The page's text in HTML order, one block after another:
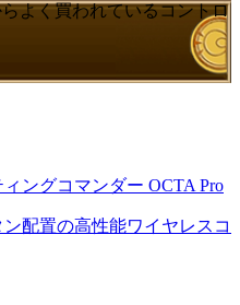
よく買われているコントロ
ングコマンダー OCTA Pro
配置の高性能ワイヤレスコ